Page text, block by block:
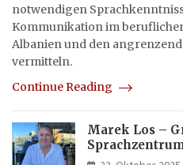
notwendigen
Kommunikation im
Albanien und den
vermitteln.
Continue Reading
Marek Los –
Italia und